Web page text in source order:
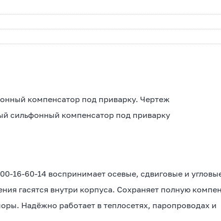
сильфонный компенсатор под приварку
16-60-14 воспринимает осевые, сдвиговые и
гасятся внутри корпуса. Сохраняет полную
Надёжно работает в теплосетях, паропроводах и